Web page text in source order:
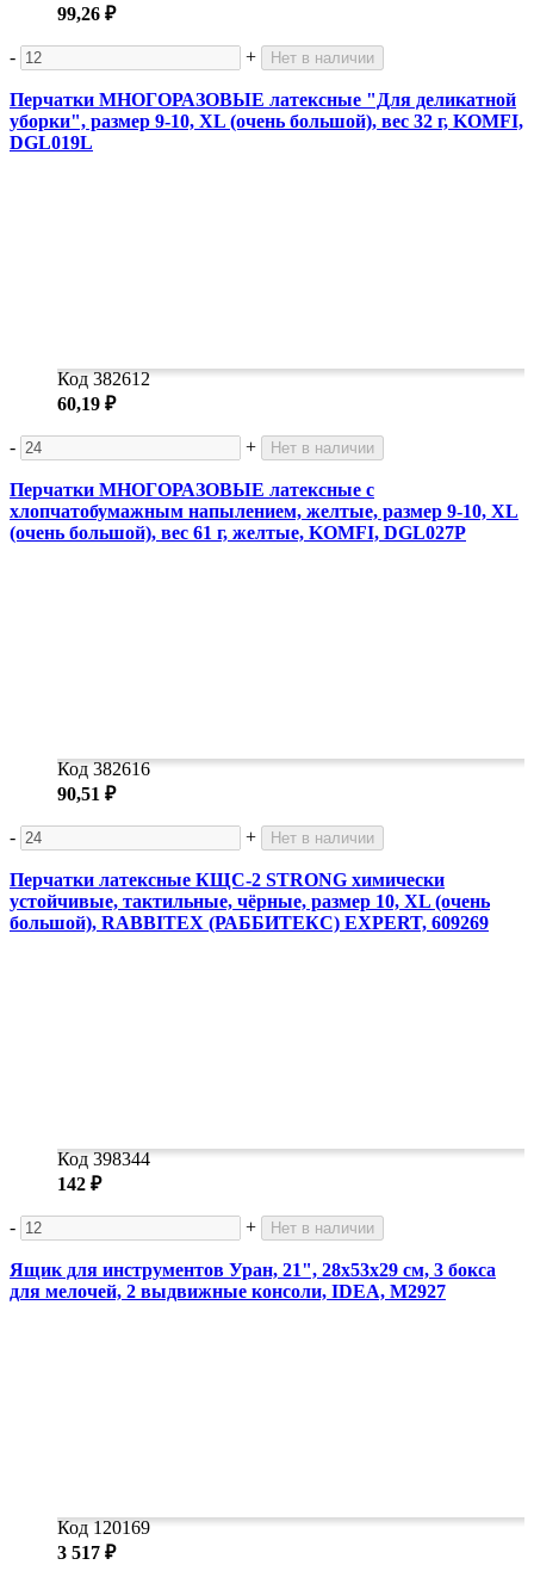
99,26 ₽
- + Нет в наличии
Перчатки МНОГОРАЗОВЫЕ латексные "Для деликатной
уборки", размер 9-10, XL (очень большой), вес 32 г, KOMFI,
DGL019L
Код 382612
60,19 ₽
- + Нет в наличии
Перчатки МНОГОРАЗОВЫЕ латексные с
хлопчатобумажным напылением, желтые, размер 9-10, XL
(очень большой), вес 61 г, желтые, KOMFI, DGL027P
Код 382616
90,51 ₽
- + Нет в наличии
Перчатки латексные КЩС-2 STRONG химически
устойчивые, тактильные, чёрные, размер 10, XL (очень
большой), RABBITEX (РАББИТЕКС) EXPERT, 609269
Код 398344
142 ₽
- + Нет в наличии
Ящик для инструментов Уран, 21", 28х53х29 см, 3 бокса
для мелочей, 2 выдвижные консоли, IDEA, М2927
Код 120169
3 517 ₽